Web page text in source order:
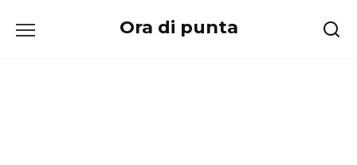
Ora di punta